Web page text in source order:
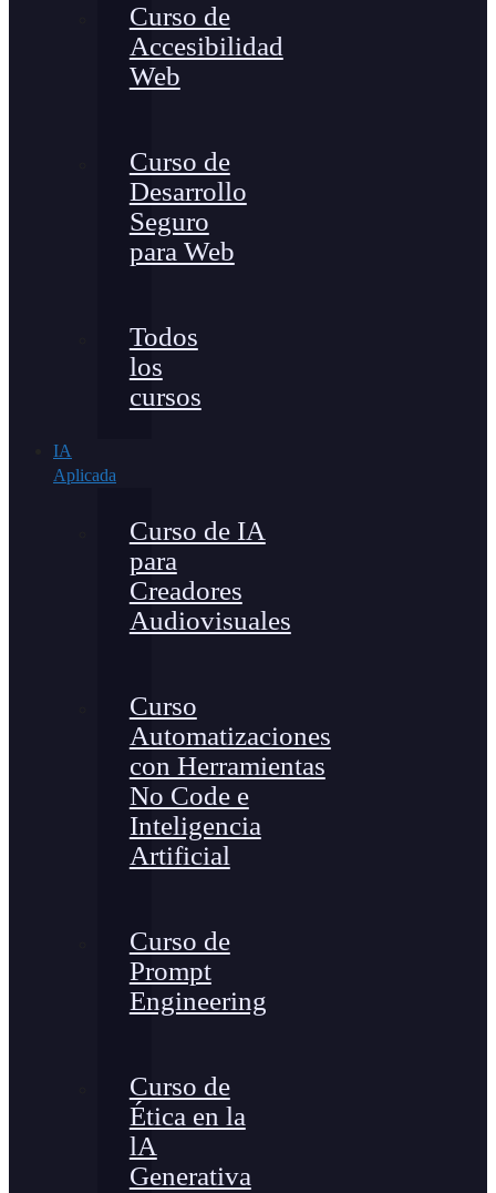
Curso de
Accesibilidad
Web
Curso de
Desarrollo
Seguro
para Web
Todos
los
cursos
IA
Aplicada
Curso de IA
para
Creadores
Audiovisuales
Curso
Automatizaciones
con Herramientas
No Code e
Inteligencia
Artificial
Curso de
Prompt
Engineering
Curso de
Ética en la
lA
Generativa